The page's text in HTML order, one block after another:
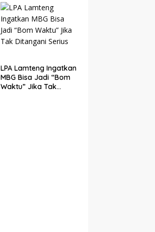
Siap Perjuangkan
Kesejahteraan Buruh
LPA Lamteng Ingatkan
MBG Bisa Jadi “Bom
Waktu” Jika Tak